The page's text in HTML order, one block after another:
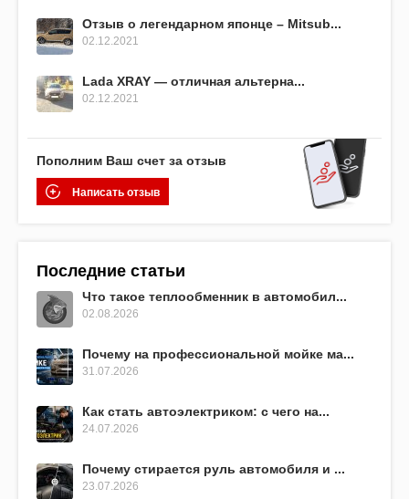
Отзыв о легендарном японце – Mitsub...
02.12.2021
Lada XRAY — отличная альтерна...
02.12.2021
Пополним Ваш счет за отзыв
Написать отзыв
Последние статьи
Что такое теплообменник в автомобил...
02.08.2026
Почему на профессиональной мойке ма...
31.07.2026
Как стать автоэлектриком: с чего на...
24.07.2026
Почему стирается руль автомобиля и ...
23.07.2026